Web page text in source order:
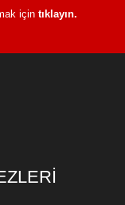
için tıklayın.